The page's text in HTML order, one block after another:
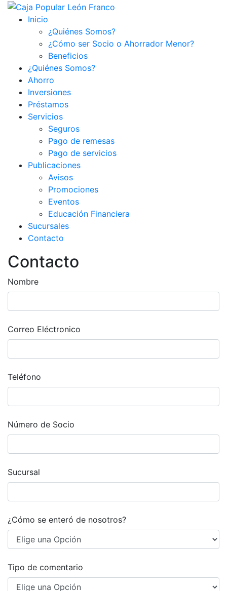
Inicio
¿Quiénes Somos?
¿Cómo ser Socio o Ahorrador Menor?
Beneficios
¿Quiénes Somos?
Ahorro
Inversiones
Préstamos
Servicios
Seguros
Pago de remesas
Pago de servicios
Publicaciones
Avisos
Promociones
Eventos
Educación Financiera
Sucursales
Contacto
Contacto
Nombre
Correo Eléctronico
Teléfono
Número de Socio
Sucursal
¿Cómo se enteró de nosotros?
Tipo de comentario